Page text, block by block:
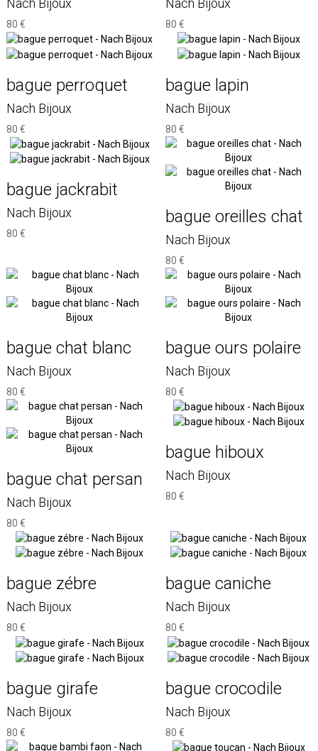
Nach Bijoux
80 €
Nach Bijoux
80 €
bague perroquet
Nach Bijoux
80 €
bague lapin
Nach Bijoux
80 €
bague jackrabit
Nach Bijoux
80 €
bague oreilles chat
Nach Bijoux
80 €
bague chat blanc
Nach Bijoux
80 €
bague ours polaire
Nach Bijoux
80 €
bague chat persan
Nach Bijoux
80 €
bague hiboux
Nach Bijoux
80 €
bague zébre
Nach Bijoux
80 €
bague caniche
Nach Bijoux
80 €
bague girafe
Nach Bijoux
80 €
bague crocodile
Nach Bijoux
80 €